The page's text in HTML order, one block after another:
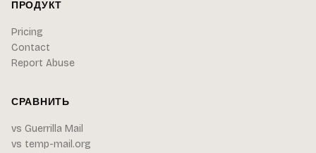
ПРОДУКТ
Pricing
Contact
Report Abuse
СРАВНИТЬ
vs Guerrilla Mail
vs temp-mail.org